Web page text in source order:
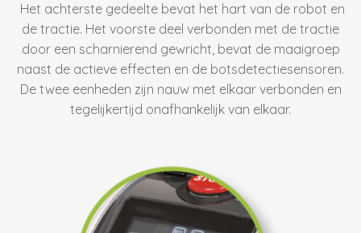
Het achterste gedeelte bevat het hart van de robot en
de tractie. Het voorste deel verbonden met de tractie
door een scharnierend gewricht, bevat de maaigroep
naast de actieve effecten en de botsdetectiesensoren.
De twee eenheden zijn nauw met elkaar verbonden en
tegelijkertijd onafhankelijk van elkaar.